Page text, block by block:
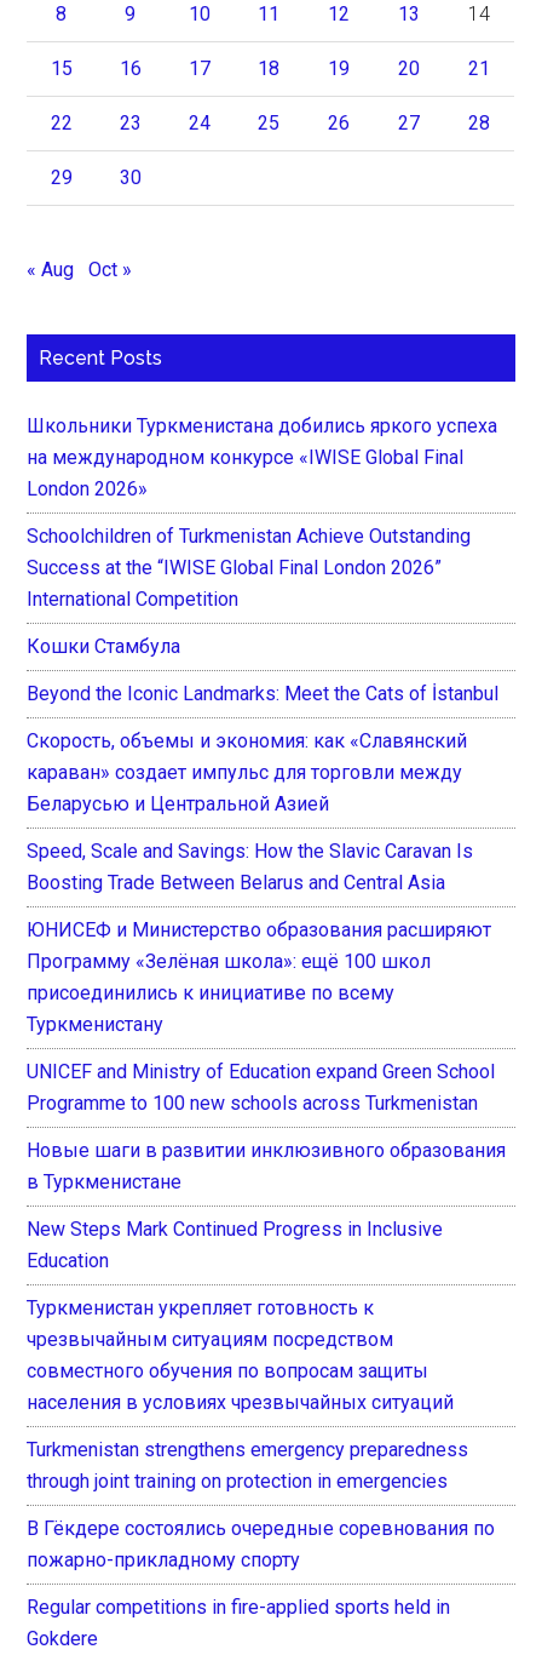
8 9 10 11 12 13 14
15 16 17 18 19 20 21
22 23 24 25 26 27 28
29 30
« Aug Oct »
Recent Posts
Школьники Туркменистана добились яркого успеха
на международном конкурсе «IWISE Global Final
London 2026»
Schoolchildren of Turkmenistan Achieve Outstanding
Success at the “IWISE Global Final London 2026”
International Competition
Кошки Стамбула
Beyond the Iconic Landmarks: Meet the Cats of İstanbul
Скорость, объемы и экономия: как «Славянский
караван» создает импульс для торговли между
Беларусью и Центральной Азией
Speed, Scale and Savings: How the Slavic Caravan Is
Boosting Trade Between Belarus and Central Asia
ЮНИСЕФ и Министерство образования расширяют
Программу «Зелёная школа»: ещё 100 школ
присоединились к инициативе по всему
Туркменистану
UNICEF and Ministry of Education expand Green School
Programme to 100 new schools across Turkmenistan
Новые шаги в развитии инклюзивного образования
в Туркменистане
New Steps Mark Continued Progress in Inclusive
Education
Туркменистан укрепляет готовность к
чрезвычайным ситуациям посредством
совместного обучения по вопросам защиты
населения в условиях чрезвычайных ситуаций
Turkmenistan strengthens emergency preparedness
through joint training on protection in emergencies
В Гёкдере состоялись очередные соревнования по
пожарно-прикладному спорту
Regular competitions in fire-applied sports held in
Gokdere